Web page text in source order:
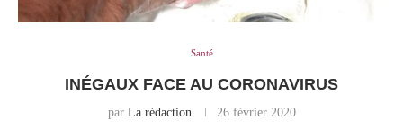
Santé
INÉGAUX FACE AU CORONAVIRUS
par La rédaction 26 février 2020